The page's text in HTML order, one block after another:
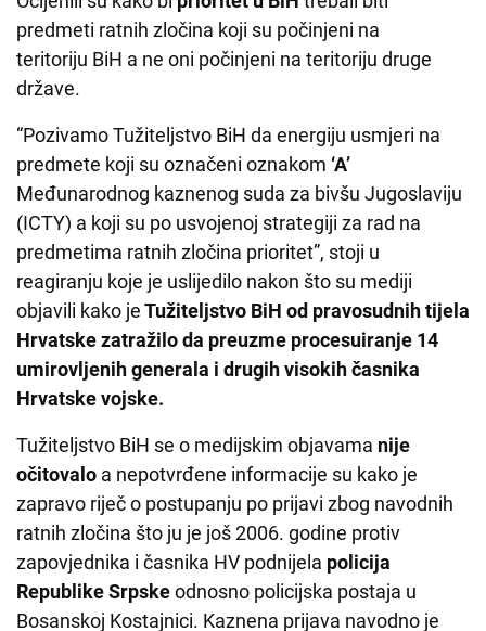
predmeti ratnih zločina koji su počinjeni na
teritoriju BiH a ne oni počinjeni na teritoriju druge
države.
“Pozivamo Tužiteljstvo BiH da energiju usmjeri na
predmete koji su označeni oznakom ‘A’
Međunarodnog kaznenog suda za bivšu Jugoslaviju
(ICTY) a koji su po usvojenoj strategiji za rad na
predmetima ratnih zločina prioritet”, stoji u
reagiranju koje je uslijedilo nakon što su mediji
objavili kako jeTužiteljstvo BiH od pravosudnih tijela
Hrvatske zatražilo da preuzme procesuiranje 14
umirovljenih generala i drugih visokih časnika
Hrvatske vojske.
Tužiteljstvo BiH se o medijskim objavama nije
očitovalo a nepotvrđene informacije su kako je
zapravo riječ o postupanju po prijavi zbog navodnih
ratnih zločina što ju je još 2006. godine protiv
zapovjednika i časnika HV podnijela policija
Republike Srpskeodnosno policijska postaja u
Bosanskoj Kostajnici. Kaznena prijava navodno je